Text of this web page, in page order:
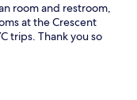
room and restroom,
at the Crescent
trips. Thank you so